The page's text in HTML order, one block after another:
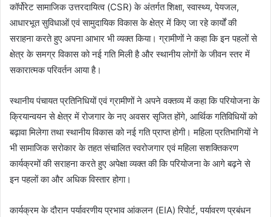
कॉर्पोरेट सामाजिक उत्तरदायित्व (CSR) के अंतर्गत शिक्षा, स्वास्थ्य, पेयजल,
आधारभूत सुविधाओं एवं सामुदायिक विकास के क्षेत्र में किए जा रहे कार्यों की
सराहना करते हुए अपना आभार भी व्यक्त किया। ग्रामीणों ने कहा कि इन पहलों से
क्षेत्र के समग्र विकास को नई गति मिली है और स्थानीय लोगों के जीवन स्तर में
सकारात्मक परिवर्तन आया है।
स्थानीय पंचायत प्रतिनिधियों एवं ग्रामीणों ने अपने वक्तव्य में कहा कि परियोजना के
क्रियान्वयन से क्षेत्र में रोजगार के नए अवसर सृजित होंगे, आर्थिक गतिविधियों को
बढ़ावा मिलेगा तथा स्थानीय विकास को नई गति प्राप्त होगी। महिला प्रतिभागियों ने
भी सामाजिक सरोकार के तहत संचालित स्वरोजगार एवं महिला सशक्तिकरण
कार्यक्रमों की सराहना करते हुए अपेक्षा व्यक्त की कि परियोजना के आगे बढ़ने से
इन पहलों का और अधिक विस्तार होगा।
कार्यक्रम के दौरान पर्यावरणीय प्रभाव आंकलन (EIA) रिपोर्ट, पर्यावरण प्रबंधन